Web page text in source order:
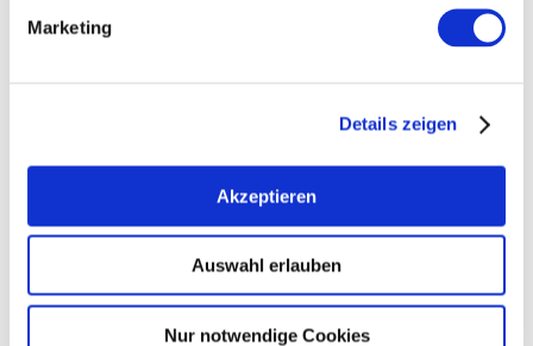
Marketing
Details zeigen
Akzeptieren
Auswahl erlauben
Nur notwendige Cookies